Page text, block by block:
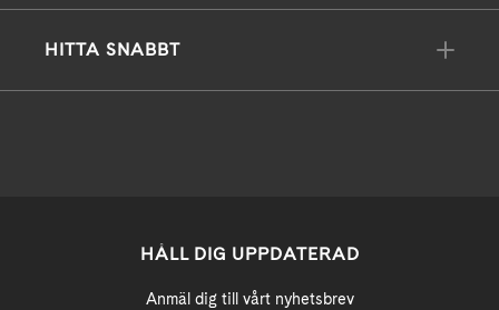
HITTA SNABBT
HÅLL DIG UPPDATERAD
Anmäl dig till vårt nyhetsbrev